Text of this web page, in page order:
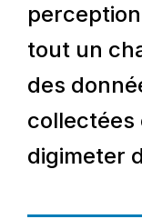
tout un
des
collectées
digimeter